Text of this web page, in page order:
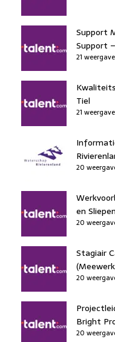
Support
Support
21
Tiel
21
20
en
20
Stagiair
20
Bright
20